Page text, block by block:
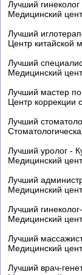
Лучший
Медицинский
Лучший
Центр
Лучший
Медицинский
Лучший мастер
Центр коррекции
Лучший
Лучший уролог -
Медицинский
Лучший
Медицинский
Лучший
Медицинский
Лучший
Медицинский
Лучший врач-